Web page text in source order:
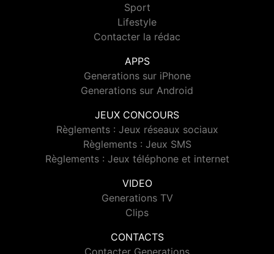
Sport
Lifestyle
Contacter la rédac
APPS
Generations sur iPhone
Generations sur Android
JEUX CONCOURS
Règlements : Jeux réseaux sociaux
Règlements : Jeux SMS
Règlements : Jeux téléphone et internet
VIDEO
Generations TV
Clips
CONTACTS